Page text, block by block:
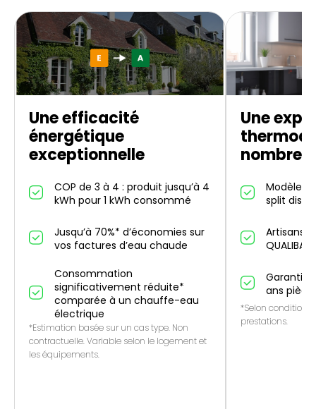
Une efficacité
énergétique
exceptionnelle
COP de 3 à 4 : produit jusqu’à 4
kWh pour 1 kWh consommé
Jusqu’à 70%* d’économies sur
vos factures d’eau chaude
Consommation
significativement réduite*
comparée à un chauffe-eau
électrique
*Estimation basée sur un cas type. Non
contractuelle. Variable selon le logement et
les équipements.
Une
Modèles
split
Artisans
QUALIBAT
Garantie
ans
*Selon conditions
prestations.